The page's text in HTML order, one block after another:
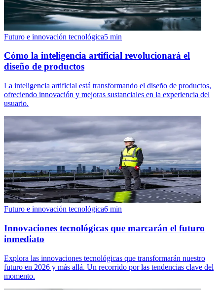
Futuro e innovación tecnológica5 min
Cómo la inteligencia artificial revolucionará el
diseño de productos
La inteligencia artificial está transformando el diseño de productos,
ofreciendo innovación y mejoras sustanciales en la experiencia del
usuario.
Futuro e innovación tecnológica6 min
Innovaciones tecnológicas que marcarán el futuro
inmediato
Explora las innovaciones tecnológicas que transformarán nuestro
futuro en 2026 y más allá. Un recorrido por las tendencias clave del
momento.